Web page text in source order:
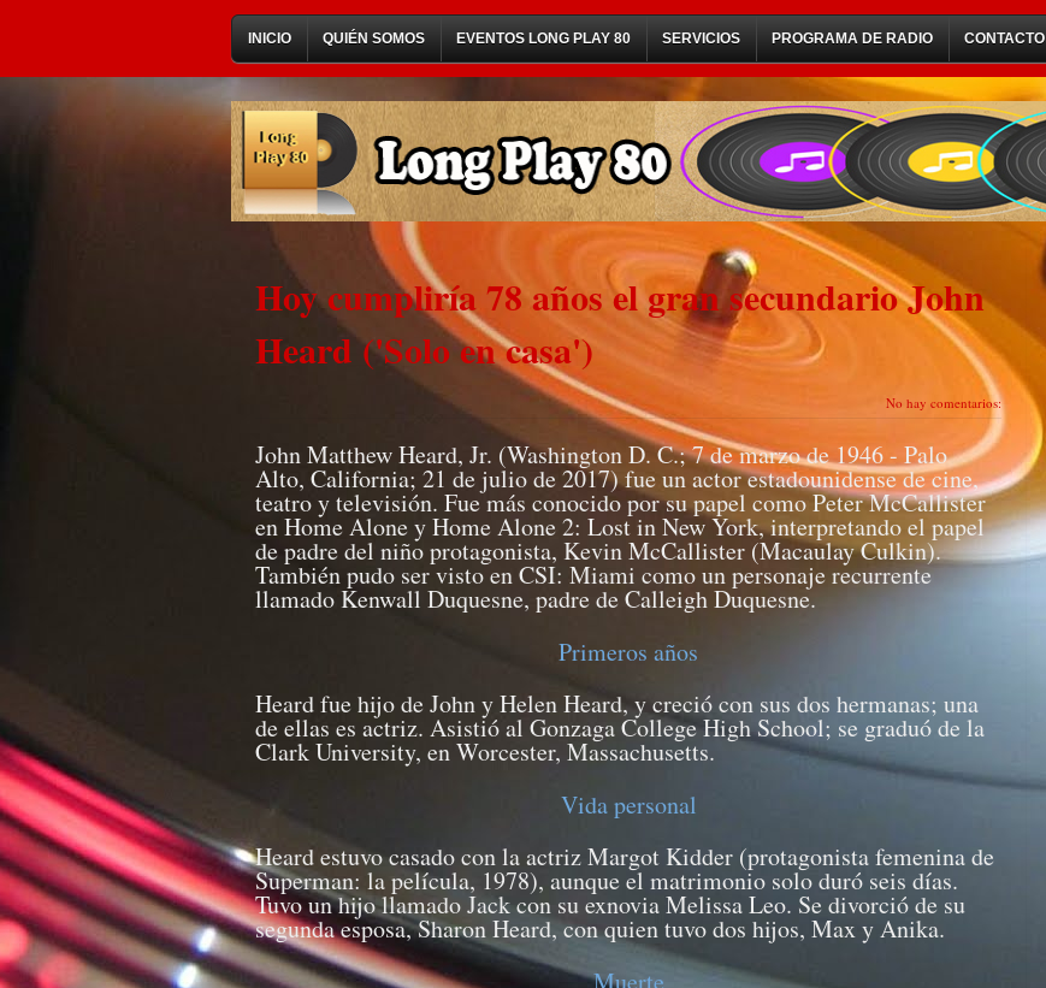
INICIO QUIÉN SOMOS EVENTOS LONG PLAY 80 SERVICIOS PROGRAMA DE RADIO CONTACTO
Hoy cumpliría 78 años el gran secundario John
Heard ('Solo en casa')
No hay comentarios:
John Matthew Heard, Jr. (Washington D. C.; 7 de marzo de 1946 - Palo
Alto, California; 21 de julio de 2017) fue un actor estadounidense de cine,
teatro y televisión. Fue más conocido por su papel como Peter McCallister
en Home Alone y Home Alone 2: Lost in New York, interpretando el papel
de padre del niño protagonista, Kevin McCallister (Macaulay Culkin).
También pudo ser visto en CSI: Miami como un personaje recurrente
llamado Kenwall Duquesne, padre de Calleigh Duquesne.
Primeros años
Heard fue hijo de John y Helen Heard, y creció con sus dos hermanas; una
de ellas es actriz. Asistió al Gonzaga College High School; se graduó de la
Clark University, en Worcester, Massachusetts.
Vida personal
Heard estuvo casado con la actriz Margot Kidder (protagonista femenina de
Superman: la película, 1978), aunque el matrimonio solo duró seis días.
Tuvo un hijo llamado Jack con su exnovia Melissa Leo. Se divorció de su
segunda esposa, Sharon Heard, con quien tuvo dos hijos, Max y Anika.
Muerte